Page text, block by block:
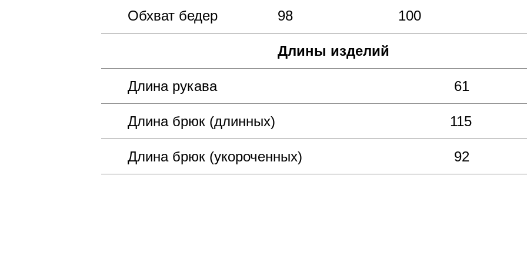
Длина брюк (укороченных) 92
Длина брюк (длинных) 115
Длина рукава 61
Длины изделий
98 100
Обхват бедер